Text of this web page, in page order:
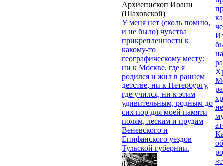
Архиепископ Иоанн
(Шаховской)
У меня нет (сколь помню,
и не было) чувства
прикрепленности к
какому-то
географическому месту:
ни к Москве, где я
родился и жил в раннем
детстве, ни к Петербургу,
где учился, ни к этим
удивительным, родным до
сих пор для моей памяти
полям, лескам и прудам
Веневского и
Епифанского уездов
Тульской губернии.